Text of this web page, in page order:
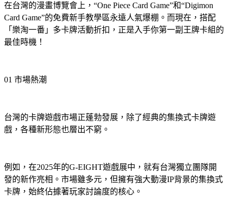
在台灣的漫畫博覽會上，“One Piece Card Game”和“Digimon
Card Game”的免費新手教學區永遠人氣爆棚。而現在，搭配
「樂淘一番」多卡牌活動折扣，正是入手你第一副王牌卡組的
最佳時機！
01 市場熱潮
台灣的卡牌遊戲市場正蓬勃發展，除了經典的集換式卡牌遊
戲，各種新形態也層出不窮。
例如，在2025年的G-EIGHT遊戲展中，就有台灣獨立團隊開
發的新作亮相。市場雖多元，但擁有強大動漫IP背景的集換式
卡牌，始終佔據著玩家討論度的核心。